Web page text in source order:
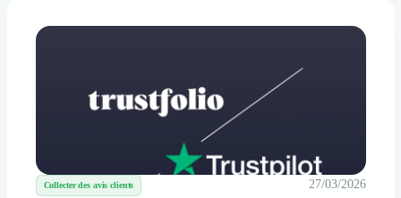
Collecter des avis clients 27/03/2026